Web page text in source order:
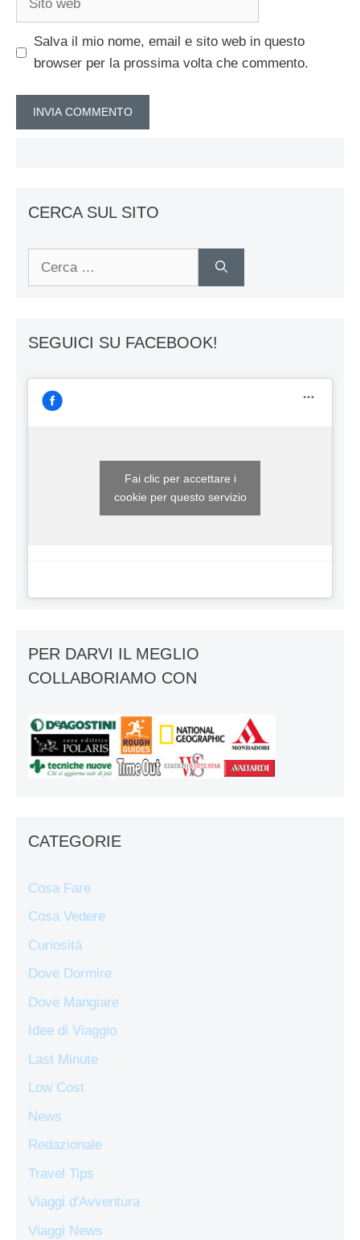
Salva il mio nome, email e sito web in questo
browser per la prossima volta che commento.
CERCA SUL SITO
SEGUICI SU FACEBOOK!
Fai clic per accettare i
cookie per questo servizio
PER DARVI IL MEGLIO
COLLABORIAMO CON
CATEGORIE
Cosa Fare
Cosa Vedere
Curiosità
Dove Dormire
Dove Mangiare
Idee di Viaggio
Last Minute
Low Cost
News
Redazionale
Travel Tips
Viaggi d'Avventura
Viaggi News